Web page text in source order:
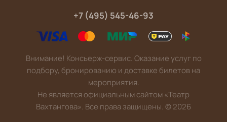
+7 (495) 545-46-93
Внимание! Консьерж-сервис. Оказание услуг по
подбору, бронированию и доставке билетов на
мероприятия.
Не является официальным сайтом «Театр
Вахтангова». Все права защищены.©2026